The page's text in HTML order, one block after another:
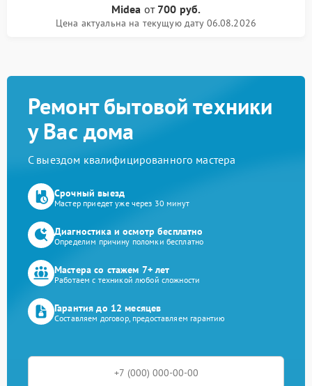
Midea от 700 руб.
Цена актуальна на текущую дату 06.08.2026
Ремонт бытовой техники
у Вас дома
С выездом квалифицированного мастера
Срочный выезд
Мастер приедет уже через 30 минут
Диагностика и осмотр бесплатно
Определим причину поломки бесплатно
Мастера со стажем 7+ лет
Работаем с техникой любой сложности
Гарантия до 12 месяцев
Составляем договор, предоставляем гарантию